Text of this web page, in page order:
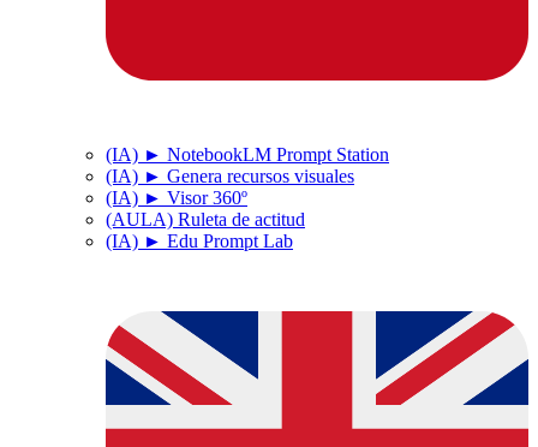
(IA) ► NotebookLM Prompt Station
(IA) ► Genera recursos visuales
(IA) ► Visor 360º
(AULA) Ruleta de actitud
(IA) ► Edu Prompt Lab